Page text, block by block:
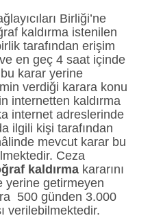
Birliği’ne
kaldırma istenilen
tarafından erişim
en geç 4 saat içinde
bu karar yerine
verdiği karara konu
internetten kaldırma
internet adreslerinde
ilgili kişi tarafından
mevcut karar bu
Ceza
kaldırma kararını
yerine getirmeyen
500 günden 3.000
verilebilmektedir.